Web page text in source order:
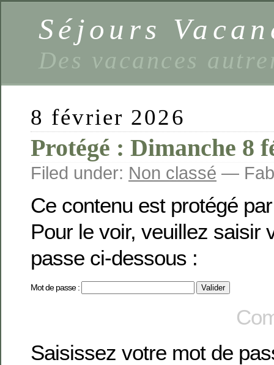
Séjours
Des vacances
8 février 2026
Protégé : Dimanche 8
Filed under: Non classé —
Ce contenu est protégé
Pour le voir, veuillez saisir
passe ci-dessous :
Mot de passe :
Saisissez votre mot de